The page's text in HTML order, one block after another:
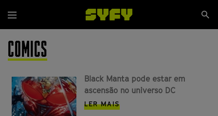
para
o
conteúdo
principal
Menu
COMICS
Black Manta pode estar em
ascensão no universo DC
LER MAIS